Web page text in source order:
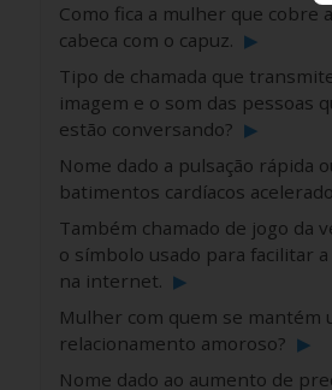
Como fica a mulher que cobre a
cabeca com o capuz. ▶
Tipo de chamada que
imagem e o som das pessoas
estão conversando? ▶
Nome dado a pulsação rápida
batimentos cardíacos
Também chamado de jogo da
o símbolo usado para facilitar a
na internet. ▶
Mulher com quem se mantém
relacionamento amoroso? ▶
Nome dado ao aumento de